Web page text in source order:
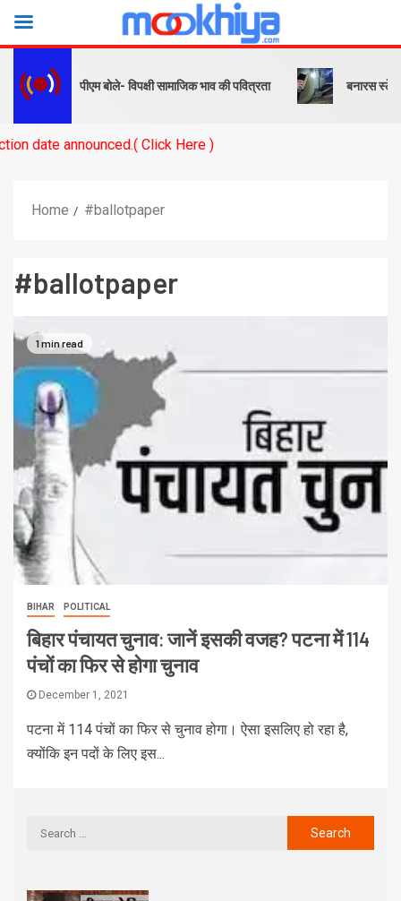
और संदेश… पीएम बोले- विपक्षी सामाजिक भाव की पवित्रता बनारस स्टेशन के
announced.( Click Here )
Home #ballotpaper
#ballotpaper
1 min read
BIHAR POLITICAL
बिहार पंचायत चुनाव: जानें इसकी वजह? पटना में 114
पंचों का फिर से होगा चुनाव
December 1, 2021
पटना में 114 पंचों का फिर से चुनाव होगा। ऐसा इसलिए हो रहा है,
क्योंकि इन पदों के लिए इस...